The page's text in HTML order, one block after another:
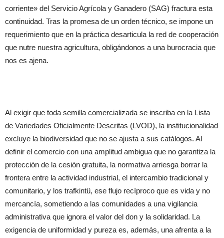
corriente» del Servicio Agrícola y Ganadero (SAG) fractura esta
continuidad. Tras la promesa de un orden técnico, se impone un
requerimiento que en la práctica desarticula la red de cooperación
que nutre nuestra agricultura, obligándonos a una burocracia que
nos es ajena.
​Al exigir que toda semilla comercializada se inscriba en la Lista
de Variedades Oficialmente Descritas (LVOD), la institucionalidad
excluye la biodiversidad que no se ajusta a sus catálogos. Al
definir el comercio con una amplitud ambigua que no garantiza la
protección de la cesión gratuita, la normativa arriesga borrar la
frontera entre la actividad industrial, el intercambio tradicional y
comunitario, y los trafkintü, ese flujo recíproco que es vida y no
mercancía, sometiendo a las comunidades a una vigilancia
administrativa que ignora el valor del don y la solidaridad. La
exigencia de uniformidad y pureza es, además, una afrenta a la